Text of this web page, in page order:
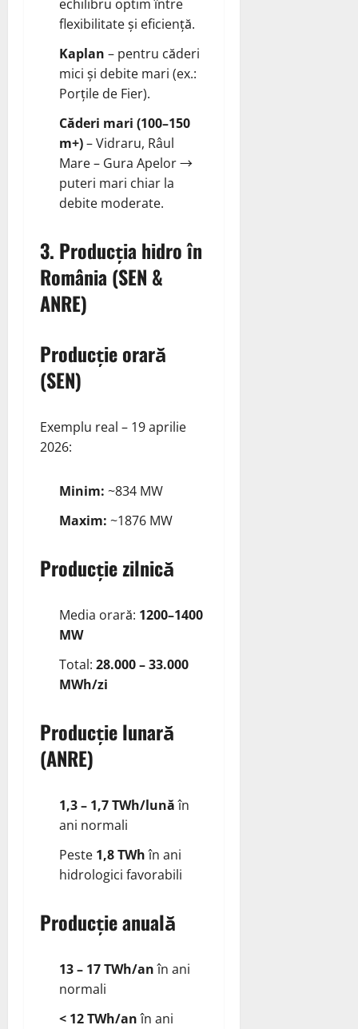
echilibru optim între
flexibilitate și eficiență.
Kaplan – pentru căderi
mici și debite mari (ex.:
Porțile de Fier).
Căderi mari (100–150
m+)– Vidraru, Râul
Mare – Gura Apelor →
puteri mari chiar la
debite moderate.
3. Producția hidro în
România (SEN &
ANRE)
Producție orară
(SEN)
Exemplu real – 19 aprilie
2026:
Minim: ~834 MW
Maxim: ~1876 MW
Producție zilnică
Media orară: 1200–1400
MW
Total: 28.000 – 33.000
MWh/zi
Producție lunară
(ANRE)
1,3 – 1,7 TWh/lunăîn
ani normali
Peste 1,8 TWhîn ani
hidrologici favorabili
Producție anuală
13 – 17 TWh/anîn ani
normali
< 12 TWh/anîn ani